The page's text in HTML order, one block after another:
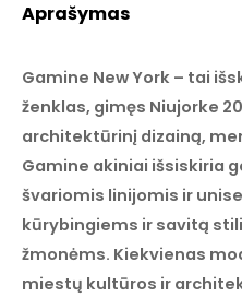
Aprašymas
Gamine New York – tai
ženklas, gimęs Niujorke
architektūrinį dizainą,
Gamine akiniai išsiskiria
švariomis linijomis ir
kūrybingiems ir savitą
žmonėms. Kiekvienas
miestų kultūros ir